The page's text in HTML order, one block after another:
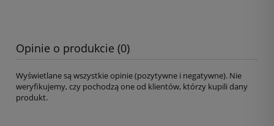
Opinie o produkcie (0)
Wyświetlane są wszystkie opinie (pozytywne i negatywne). Nie
weryfikujemy, czy pochodzą one od klientów, którzy kupili dany
produkt.